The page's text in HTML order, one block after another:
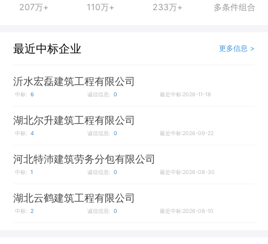
207万+ 110万+ 233万+ 多条件组合
最近中标企业 更多信息 >
沂水宏磊建筑工程有限公司
中标: 6 诚信信息: 0 最近中标:2026-11-18
湖北尔升建筑工程有限公司
中标: 4 诚信信息: 0 最近中标:2026-09-22
河北特沛建筑劳务分包有限公司
中标: 1 诚信信息: 0 最近中标:2026-08-30
湖北云鹤建筑工程有限公司
中标: 2 诚信信息: 0 最近中标:2026-08-10